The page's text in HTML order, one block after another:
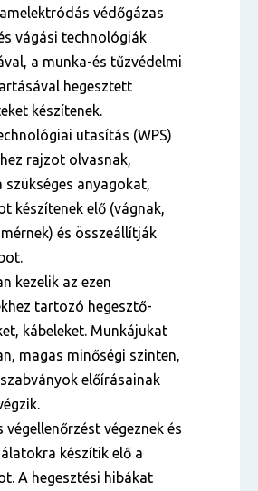
védőgázas
vágási technológiák
a munka-és tűzvédelmi
hegesztett
készítenek.
utasítás (WPS)
rajzot olvasnak,
szükséges anyagokat,
készítenek elő (vágnak,
és összeállítják
kezelik az ezen
tartozó hegesztő-
kábeleket. Munkájukat
magas minőségi szinten,
előírásainak
végellenőrzést végeznek és
készítik elő a
A hegesztési hibákat